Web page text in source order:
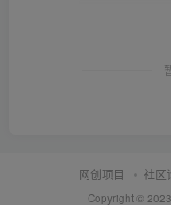
网创项目 社区
Copyright © 2023